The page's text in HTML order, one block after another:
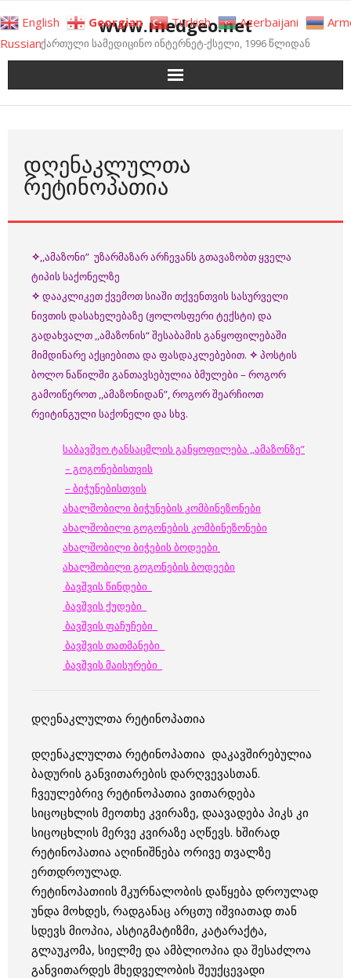
to
content
www.medgeo.net
ქართული სამედიცინო ინტერნეტ-ქსელი, 1996 წლიდან
ᲓᲦᲔᲜᲐᲙᲚᲣᲚᲗᲐ
ᲠᲔᲢᲘᲜᲝᲞᲐᲗᲘᲐ
✧,,ამაზონი” უზარმაზარ არჩევანს გთავაზობთ ყველა
ტიპის საქონელზე
✧ დააკლიკეთ ქვემოთ სიაში თქვენთვის სასურველი
ნივთის დასახელებაზე (ჟოლოსფერი ტექსტი) და
გადახვალთ ,,ამაზონის“ შესაბამის განყოფილებაში
მიმდინარე აქციებითა და ფასდაკლებებით. ✧ პოსტის
ბოლო ნაწილში განთავსებულია ბმულები – როგორ
გამოიწეროთ ,,ამაზონიდან”, როგორ შეარჩიოთ
რეიტინგული საქონელი და სხვ.
საბავშვო ტანსაცმლის განყოფილება ,,ამაზონზე”
– გოგონებისთვის
– ბიჭუნებისთვის
ახალშობილი ბიჭუნების კომბინეზონები
ახალშობილი გოგონების კომბინეზონები
ახალშობილი ბიჭების ბოდეები
ახალშობილი გოგონების ბოდეები
ბავშვის წინდები
ბავშვის ქუდები
ბავშვის ფაჩუჩები
ბავშვის თათმანები
ბავშვის მაისურები
დღენაკლულთა რეტინოპათია
დღენაკლულთა რეტინოპათია დაკავშირებულია
ბადურის განვითარების დარღვევასთან.
ჩვეულებრივ რეტინოპათია ვითარდება
სიცოცხლის მეოთხე კვირაზე, დაავადება პიკს კი
სიცოცხლის მერვე კვირაზე აღწევს. ხშირად
რეტინოპათია აღინიშნება ორივე თვალზე
ერთდროულად.
რეტინოპათიის მკურნალობის დაწყება დროულად
უნდა მოხდეს, რადგანაც არცთუ იშვიათად თან
სდევს მიოპია, ასტიგმატიზმი, კატარაქტა,
გლაუკომა, სიელმე და ამბლიოპია და შესაძლოა
განვითარდეს მხედველობის შეუქცევადი
English Georgian Turkish Azerbaijani
Russian